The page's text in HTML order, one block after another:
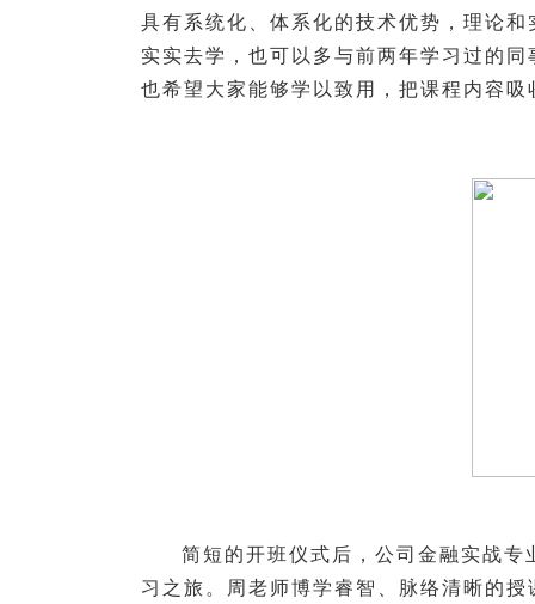
具有系统化、体系化的技术优势，理论
实实去学，也可以多与前两年学习过的
也希望大家能够学以致用，把课程内容
简短的开班仪式后，公司金融实战
习之旅。周老师博学睿智、脉络清晰的